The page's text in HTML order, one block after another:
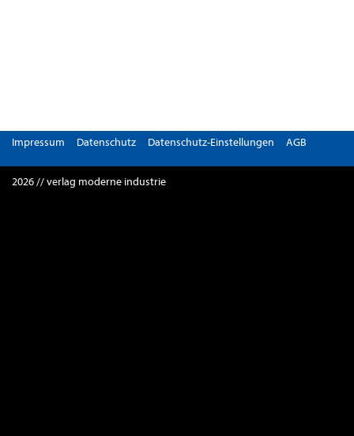
Impressum Datenschutz Datenschutz-Einstellungen AGB
2026 // verlag moderne industrie